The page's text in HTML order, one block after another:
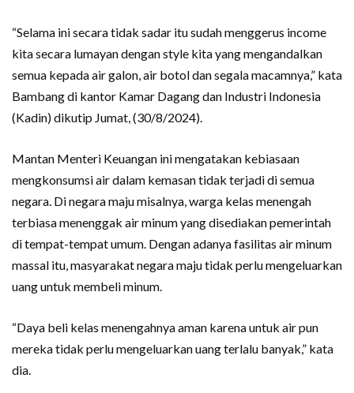
“Selama ini secara tidak sadar itu sudah menggerus income
kita secara lumayan dengan style kita yang mengandalkan
semua kepada air galon, air botol dan segala macamnya,” kata
Bambang di kantor Kamar Dagang dan Industri Indonesia
(Kadin) dikutip Jumat, (30/8/2024).
Mantan Menteri Keuangan ini mengatakan kebiasaan
mengkonsumsi air dalam kemasan tidak terjadi di semua
negara. Di negara maju misalnya, warga kelas menengah
terbiasa menenggak air minum yang disediakan pemerintah
di tempat-tempat umum. Dengan adanya fasilitas air minum
massal itu, masyarakat negara maju tidak perlu mengeluarkan
uang untuk membeli minum.
“Daya beli kelas menengahnya aman karena untuk air pun
mereka tidak perlu mengeluarkan uang terlalu banyak,” kata
dia.